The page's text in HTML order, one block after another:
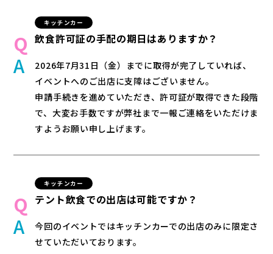
キッチンカー
飲食許可証の手配の期日はありますか？
2026年7月31日（金）までに取得が完了していれば、
イベントへのご出店に支障はございません。
申請手続きを進めていただき、許可証が取得できた段階
で、大変お手数ですが弊社まで一報ご連絡をいただけま
すようお願い申し上げます。
キッチンカー
テント飲食での出店は可能ですか？
今回のイベントではキッチンカーでの出店のみに限定さ
せていただいております。